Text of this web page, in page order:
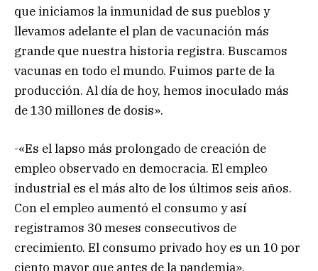
que iniciamos la inmunidad de sus pueblos y
llevamos adelante el plan de vacunación más
grande que nuestra historia registra. Buscamos
vacunas en todo el mundo. Fuimos parte de la
producción. Al día de hoy, hemos inoculado más
de 130 millones de dosis».
-«Es el lapso más prolongado de creación de
empleo observado en democracia. El empleo
industrial es el más alto de los últimos seis años.
Con el empleo aumentó el consumo y así
registramos 30 meses consecutivos de
crecimiento. El consumo privado hoy es un 10 por
ciento mayor que antes de la pandemia».